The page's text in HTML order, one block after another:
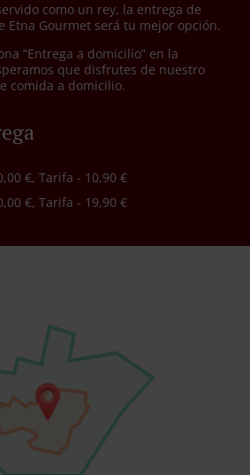
como un rey, la entrega de
Etna Gourmet será tu mejor opción.
“Entrega a domicilio” en la
que disfrutes de nuestro
comida a domicilio.
€, Tarifa - 10,90 €
€, Tarifa - 19,90 €